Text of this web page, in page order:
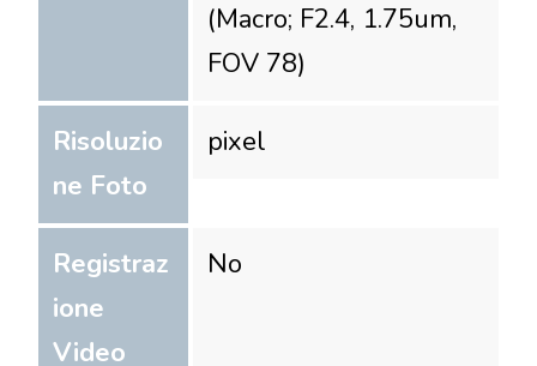
(Macro; F2.4, 1.75um,
FOV 78)
Risoluzio
ne Foto
pixel
Registraz
ione
Video
No